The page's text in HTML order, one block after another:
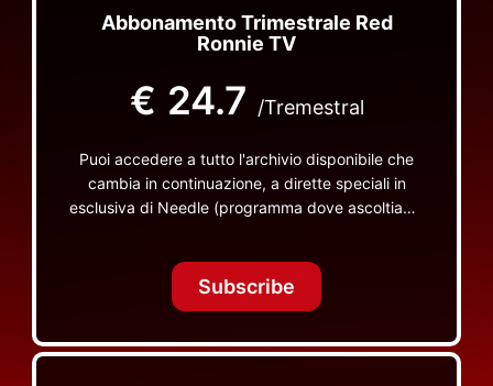
Abbonamento Trimestrale Red
Ronnie TV
€ 24.7 /Tremestral
Puoi accedere a tutto l'archivio disponibile che
cambia in continuazione, a dirette speciali in
esclusiva di Needle (programma dove ascoltiamo
TV non visibili da nessuna altra parte
Subscribe